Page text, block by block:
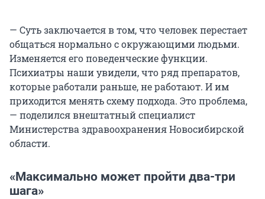
— Суть заключается в том, что человек перестает
общаться нормально с окружающими людьми.
Изменяется его поведенческие функции.
Психиатры наши увидели, что ряд препаратов,
которые работали раньше, не работают. И им
приходится менять схему подхода. Это проблема,
— поделился внештатный специалист
Министерства здравоохранения Новосибирской
области.
«Максимально может пройти два-три
шага»